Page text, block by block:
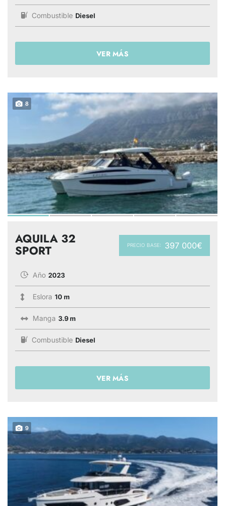
Combustible Diesel
VER MÁS
8
PRECIO BASE: 397 000€
AQUILA 32
SPORT
Año 2023
Eslora 10 m
Manga 3.9 m
Combustible Diesel
VER MÁS
9